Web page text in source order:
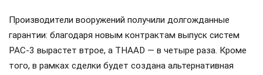
Производители вооружений получили долгожданные
гарантии: благодаря новым контрактам выпуск систем
PAC-3 вырастет втрое, а THAAD — в четыре раза. Кроме
того, в рамках сделки будет создана альтернативная